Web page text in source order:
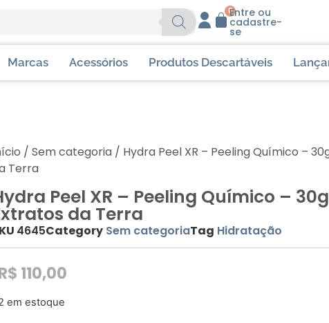
0Entre ou
cadastre-
se
Marcas Acessórios Produtos Descartáveis
/ Sem categoria/ Hydra Peel XR – Peeling Químico –
Terra
Peel XR – Peeling Químico –
da Terra
4645Category Sem categoriaTag Hidratação
110,00
em estoque